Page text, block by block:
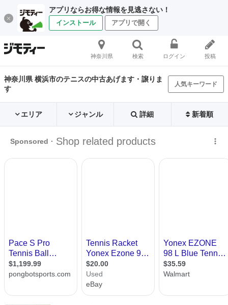
アプリならお得な情報を見逃さない！
インストール アプリで開く
神奈川県 検索 ログイン 投稿
神奈川県 横浜市のテニスの中古あげます・譲りま
す
人気キーワード
エリア ジャンル 詳細 新着順